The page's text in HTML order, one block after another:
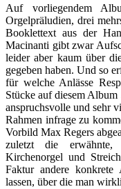
Auf vorliegendem
Orgelpräludien, drei
Booklettext aus der
Macinanti gibt zwar
leider aber kaum über
gegeben haben. Und so
für welche Anlässe
Stücke auf diesem
anspruchsvolle und sehr
Rahmen infrage zu
Vorbild Max Regers
zuletzt die erwähnte,
Kirchenorgel und
Faktur andere
lassen, über die man